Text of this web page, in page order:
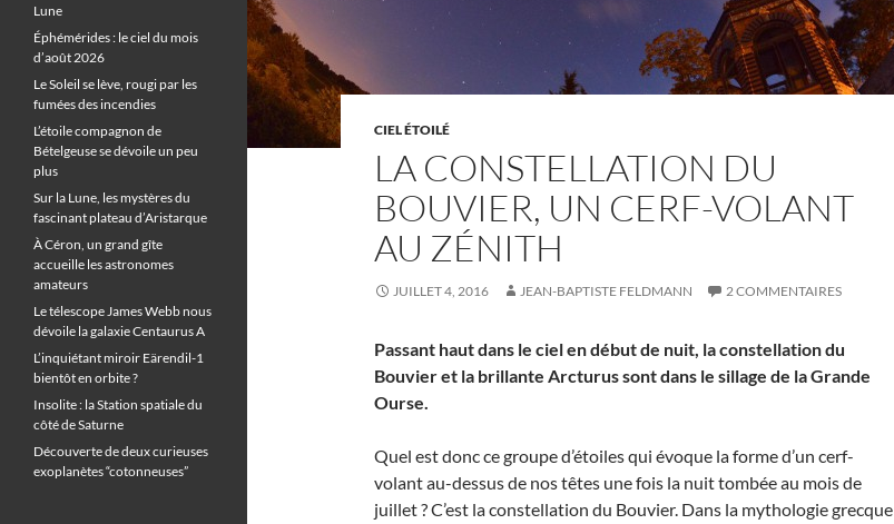
CIEL ÉTOILÉ
LA CONSTELLATION DU
BOUVIER, UN CERF-VOLANT
AU ZÉNITH
JUILLET 4, 2016 JEAN-BAPTISTE FELDMANN 2 COMMENTAIRES
Passant haut dans le ciel en début de nuit, la constellation du
Bouvier et la brillante Arcturus sont dans le sillage de la Grande
Ourse.
Quel est donc ce groupe d’étoiles qui évoque la forme d’un cerf-
volant au-dessus de nos têtes une fois la nuit tombée au mois de
juillet ? C’est la constellation du Bouvier. Dans la mythologie grecque
Lune
Éphémérides : le ciel du mois
d’août 2026
Le Soleil se lève, rougi par les
fumées des incendies
L’étoile compagnon de
Bételgeuse se dévoile un peu
plus
Sur la Lune, les mystères du
fascinant plateau d’Aristarque
À Céron, un grand gîte
accueille les astronomes
amateurs
Le télescope James Webb nous
dévoile la galaxie Centaurus A
L’inquiétant miroir Eärendil-1
bientôt en orbite ?
Insolite : la Station spatiale du
côté de Saturne
Découverte de deux curieuses
exoplanètes “cotonneuses”